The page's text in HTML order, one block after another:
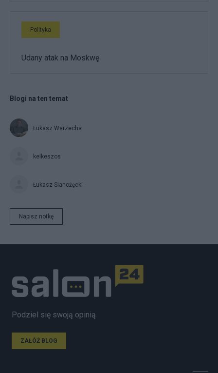
Polityka
Udany atak na Moskwę
Blogi na ten temat
Łukasz Warzecha
kelkeszos
Łukasz Sianożęcki
Napisz notkę
Podziel się swoją opinią
ZAŁÓŻ BLOG